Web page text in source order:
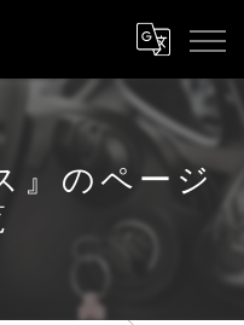
』のページ